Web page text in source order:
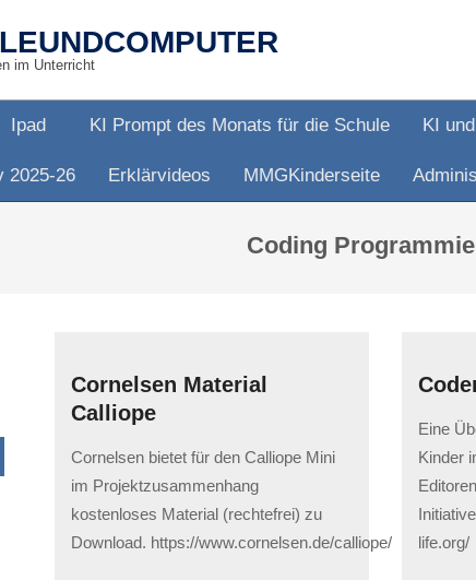
im Unterricht
Ipad KI Prompt des Monats für die Schule KI
2025-26 Erklärvideos MMGKinderseite
Coding
Cornelsen Material
Calliope
05-
12
Cornelsen bietet für den Calliope Mini
im Projektzusammenhang
kostenloses Material (rechtefrei) zu
Download. https://www.cornelsen.de/calliope/
05-
12
Eine
Kinder
life.org/